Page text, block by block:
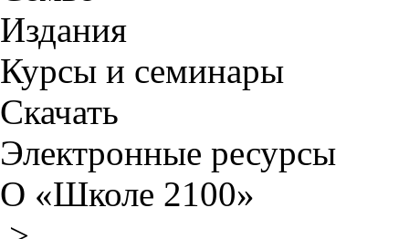
Издания
Курсы и семинары
Скачать
Электронные ресурсы
О «Школе 2100»